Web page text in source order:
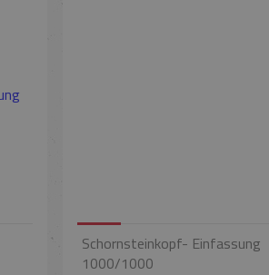
Schornsteinkopf- Einfassung
1000/1000